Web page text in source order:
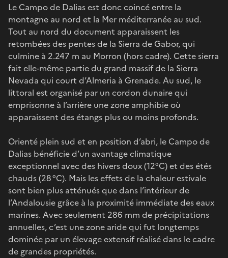
Le Campo de Dalias est donc coincé entre la
montagne au nord et la Mer méditerranée au sud.
Tout au nord du document apparaissent les
retombées des pentes de la Sierra de Gabor, qui
culmine à 2.247 m au Morron (hors cadre). Cette sierra
fait elle-même partie du grand massif de la Sierra
Nevada qui court d’Almeria à Grenade. Au sud, le
littoral est organisé par un cordon dunaire qui
emprisonne à l’arrière une zone amphibie où
apparaissent des étangs plus ou moins profonds.
Orienté plein sud et en position d’abri, le Campo de
Dalias bénéficie d’un avantage climatique
exceptionnel avec des hivers doux (12°C) et des étés
chauds (28 °C). Mais les effets de la chaleur estivale
sont bien plus atténués que dans l’intérieur de
l’Andalousie grâce à la proximité immédiate des eaux
marines. Avec seulement 286 mm de précipitations
annuelles, c’est une zone aride qui fut longtemps
dominée par un élevage extensif réalisé dans le cadre
de grandes propriétés.